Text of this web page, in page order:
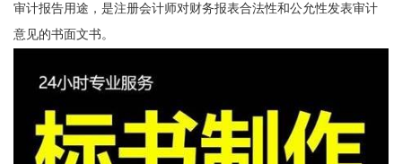
审计报告用途，是注册会计师对财务报表合法性和公允性发表审计
意见的书面文书。